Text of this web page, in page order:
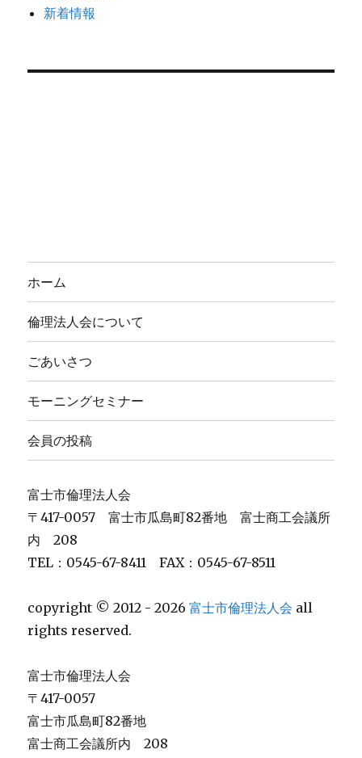
新着情報
ホーム
倫理法人会について
ごあいさつ
モーニングセミナー
会員の投稿
富士市倫理法人会
〒417-0057 富士市瓜島町82番地 富士商工会議所
内 208
TEL：0545-67-8411 FAX：0545-67-8511
copyright © 2012 - 2026富士市倫理法人会 all
rights reserved.
富士市倫理法人会
〒417-0057
富士市瓜島町82番地
富士商工会議所内 208